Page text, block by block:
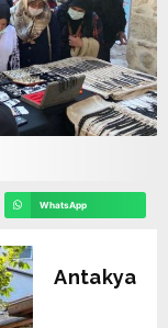
WhatsApp
Antakya